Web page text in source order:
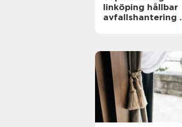
linköping hållbar
avfallshantering i